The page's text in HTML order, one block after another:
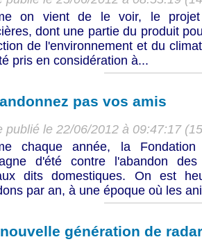
on vient de le voir, le
dont une partie du produit
de l'environnement et du
pris en considération à...
pas vos amis
publié le 22/06/2012 à 09:47:17
chaque année, la
d'été contre l'abandon
dits domestiques. On est
par an, à une époque où les
génération de